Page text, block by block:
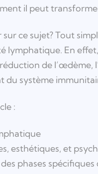
il peut
ce sujet? Tout
lymphatique. En
de l’œdème,
du système
:
esthétiques, et
phases spécifiques